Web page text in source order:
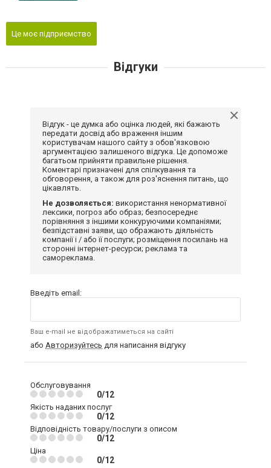
Це моє підприємство
Відгуки
Відгук - це думка або оцінка людей, які бажають
передати досвід або враження іншим
користувачам нашого сайту з обов'язковою
аргументацією залишеного відгука. Це допоможе
багатьом прийняти правильне рішення.
Коментарі призначені для спілкування та
обговорення, а також для роз'яснення питань, що
цікавлять.
Не дозволяється: використання ненормативної
лексики, погроз або образ; безпосереднє
порівняння з іншими конкуруючими компаніями;
безпідставні заяви, що ображають діяльність
компанії і / або її послуги; розміщення посилань на
сторонні інтернет-ресурси; реклама та
самореклама.
Введіть email:
Ваш e-mail не відображатиметься на сайті
або Авторизуйтесь для написання відгуку
Обслуговування
0/12
Якість наданих послуг
0/12
Відповідність товару/послуги з описом
0/12
Ціна
0/12